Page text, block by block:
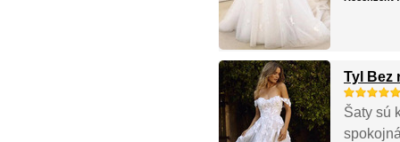
Tyl Bez
Šaty sú